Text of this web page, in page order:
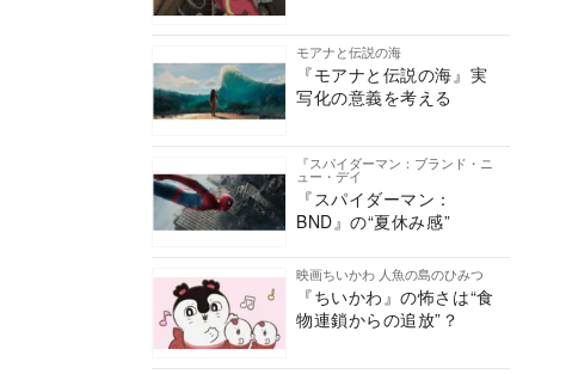
モアナと伝説の海
『モアナと伝説の海』実
写化の意義を考える
『スパイダーマン：ブランド・ニ
ュー・デイ
『スパイダーマン：
BND』の“夏休み感”
映画ちいかわ 人魚の島のひみつ
『ちいかわ』の怖さは“食
物連鎖からの追放”？